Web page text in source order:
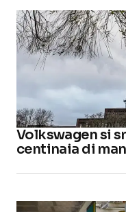
Volkswagen si
centinaia di